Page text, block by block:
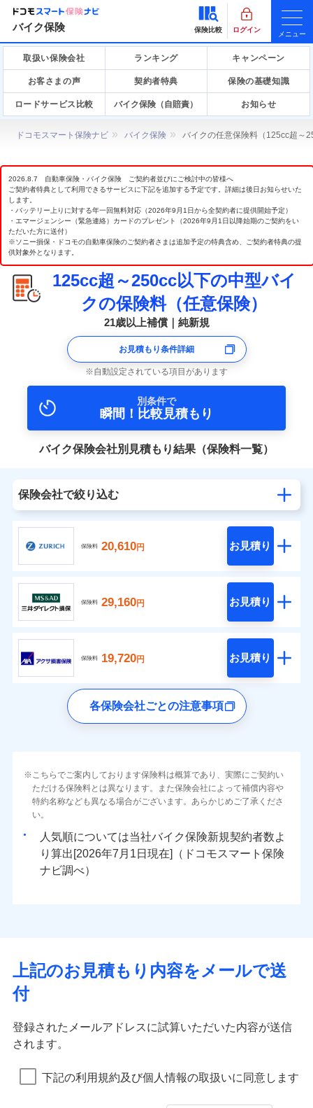
バイク保険 保険比較 ログイン
メニュー
取扱い保険会社 ランキング キャンペーン
お客さまの声 契約者特典 保険の基礎知識
ロードサービス比較 バイク保険（自賠責） お知らせ
ドコモスマート保険ナビ バイク保険 バイクの任意保険料（125cc超～
2026.8.7 自動車保険・バイク保険 ご契約者並びにご検討中の皆様へ
ご契約者特典として利用できるサービスに下記を追加する予定です。詳細は後日お知らせいた
します。
・バッテリー上りに対する年一回無料対応（2026年9月1日から全契約者に提供開始予定）
・エマージェンシー（緊急連絡）カードのプレゼント（2026年9月1日以降始期のご契約をい
ただいた方に送付）
※ソニー損保・ドコモの自動車保険のご契約者さまは追加予定の特典含め、ご契約者特典の提
供対象外となります。
125cc超～250cc以下の中型バイ
クの保険料（任意保険）
21歳以上補償｜純新規
お見積もり条件詳細
自動設定されている項目があります
別条件で
瞬間！比較見積もり
バイク保険会社別見積もり結果（保険料一覧）
保険会社で絞り込む
保険料 20,610円 お見積り
保険料 29,160円 お見積り
保険料 19,720円 お見積り
各保険会社ごとの注意事項
こちらでご案内しております保険料は概算であり、実際にご契約い
ただける保険料とは異なります。また保険会社によって補償内容や
特約名称なども異なる場合がございます。あらかじめご了承くださ
い。
人気順については当社
新規契約者数よ
り算出[
年 月
日現在]（ドコモスマート保険
ナビ調べ）
上記のお見積もり内容をメールで送
付
登録されたメールアドレスに試算いただいた内容が送信
されます。
下記の利用規約及び個人情報の取扱いに同意します